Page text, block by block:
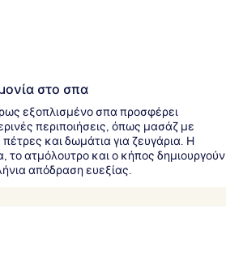
στο σπα
εξοπλισμένο σπα προσφέρει
περιποιήσεις, όπως μασάζ με
και δωμάτια για ζευγάρια. Η
το ατμόλουτρο και ο κήπος δημιουργούν
απόδραση ευεξίας.